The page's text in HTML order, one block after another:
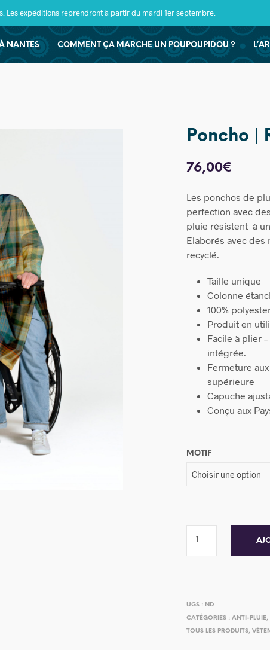
Les expéditions reprendront à partir du mardi 1er septembre.
À NANTES COMMENT ÇA MARCHE UN POUPOUPIDOU ?
Poncho |
76,00€
Les ponchos de
perfection avec
pluie résistent à
Elaborés avec des
recyclé.
Taille unique
Colonne
100%
Produit en
Facile à plier
intégrée.
Fermeture
supérieure
Capuche
Conçu aux
MOTIF
UGS : ND
CATÉGORIES :ANTI-PLUIE,
TOUS LES PRODUITS,